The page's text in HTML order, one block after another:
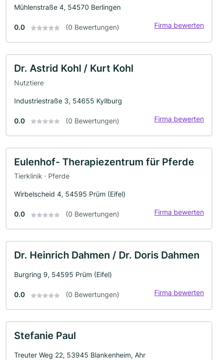
Mühlenstraße 4, 54570 Berlingen
0.0 (0 Bewertungen) Firma bewerten
Dr. Astrid Kohl / Kurt Kohl
Nutztiere
Industriestraße 3, 54655 Kyllburg
0.0 (0 Bewertungen) Firma bewerten
Eulenhof- Therapiezentrum für Pferde
Tierklinik · Pferde
Wirbelscheid 4, 54595 Prüm (Eifel)
0.0 (0 Bewertungen) Firma bewerten
Dr. Heinrich Dahmen / Dr. Doris Dahmen
Burgring 9, 54595 Prüm (Eifel)
0.0 (0 Bewertungen) Firma bewerten
Stefanie Paul
Treuter Weg 22, 53945 Blankenheim, Ahr